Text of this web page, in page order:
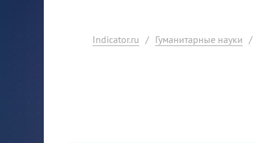
Indicator.ru / Гуманитарные науки /